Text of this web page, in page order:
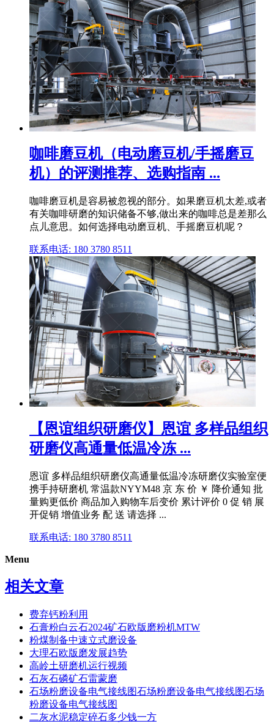
咖啡磨豆机（电动磨豆机/手摇磨豆
机）的评测推荐、选购指南 ...
咖啡磨豆机是容易被忽视的部分。如果磨豆机太差,或者
有关咖啡研磨的知识储备不够,做出来的咖啡总是差那么
点儿意思。如何选择电动磨豆机、手摇磨豆机呢？
联系电话: 180 3780 8511
【恩谊组织研磨仪】恩谊 多样品组织
研磨仪高通量低温冷冻 ...
恩谊 多样品组织研磨仪高通量低温冷冻研磨仪实验室便
携手持研磨机 常温款NYYM48 京 东 价 ￥ 降价通知 批
量购更低价 商品加入购物车后变价 累计评价 0 促 销 展
开促销 增值业务 配 送 请选择 ...
联系电话: 180 3780 8511
Menu
相关文章
费弃钙粉利用
石膏粉白云石2024矿石欧版磨粉机MTW
粉煤制备中速立式磨设备
大理石欧版磨发展趋势
高岭土研磨机运行视频
石灰石磷矿石雷蒙磨
石场粉磨设备电气接线图石场粉磨设备电气接线图石场
粉磨设备电气接线图
二灰水泥稳定碎石多少钱一方